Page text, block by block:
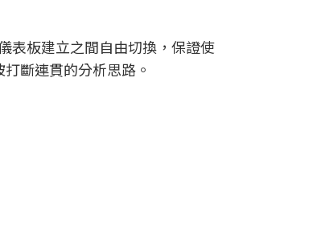
表板建立之間自由切換，保證使
斷連貫的分析思路。